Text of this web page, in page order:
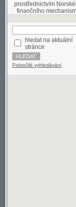
hledat na aktuální
stránce
Pokročilé vyhledávání